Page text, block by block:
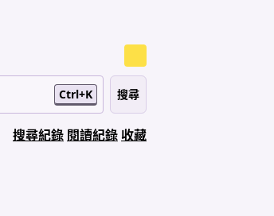
Ctrl+K
搜尋紀錄 閱讀紀錄 收藏